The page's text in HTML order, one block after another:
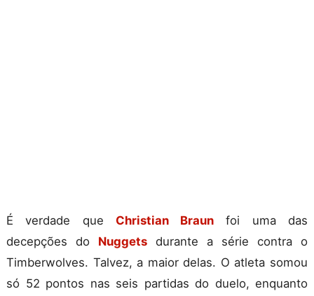
É verdade que Christian Braun foi uma das
decepções do Nuggets durante a série contra o
Timberwolves. Talvez, a maior delas. O atleta somou
só 52 pontos nas seis partidas do duelo, enquanto